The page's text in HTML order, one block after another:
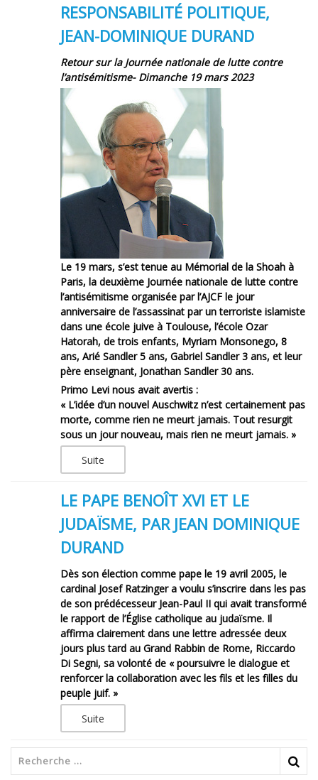
RESPONSABILITÉ POLITIQUE,
JEAN-DOMINIQUE DURAND
Retour sur la Journée nationale de lutte contre
l’antisémitisme- Dimanche 19 mars 2023
Le 19 mars, s’est tenue au Mémorial de la Shoah à
Paris, la deuxième Journée nationale de lutte contre
l’antisémitisme organisée par l’AJCF le jour
anniversaire de l’assassinat par un terroriste islamiste
dans une école juive à Toulouse, l’école Ozar
Hatorah, de trois enfants, Myriam Monsonego, 8
ans, Arié Sandler 5 ans, Gabriel Sandler 3 ans, et leur
père enseignant, Jonathan Sandler 30 ans.
Primo Levi nous avait avertis :
« L’idée d’un nouvel Auschwitz n’est certainement pas
morte, comme rien ne meurt jamais. Tout resurgit
sous un jour nouveau, mais rien ne meurt jamais. »
Suite
LE PAPE BENOÎT XVI ET LE
JUDAÏSME, PAR JEAN DOMINIQUE
DURAND
Dès son élection comme pape le 19 avril 2005, le
cardinal Josef Ratzinger a voulu s’inscrire dans les pas
de son prédécesseur Jean-Paul II qui avait transformé
le rapport de l’Église catholique au judaïsme. Il
affirma clairement dans une lettre adressée deux
jours plus tard au Grand Rabbin de Rome, Riccardo
Di Segni, sa volonté de « poursuivre le dialogue et
renforcer la collaboration avec les fils et les filles du
peuple juif. »
Suite